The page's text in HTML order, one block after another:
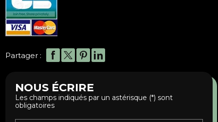
Partager :
NOUS ÉCRIRE
Les champs indiqués par un astérisque (*) sont
obligatoires